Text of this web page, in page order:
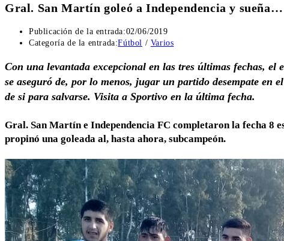
Gral. San Martín goleó a Independencia y sueña…
Publicación de la entrada:02/06/2019
Categoría de la entrada:Fútbol / Varios
Con una levantada excepcional en las tres últimas fechas,
se aseguró de, por lo menos, jugar un partido desempate en
de si para salvarse. Visita a Sportivo en la última fecha.
Gral. San Martín e Independencia FC completaron la fecha 8
propinó una goleada al, hasta ahora, subcampeón.